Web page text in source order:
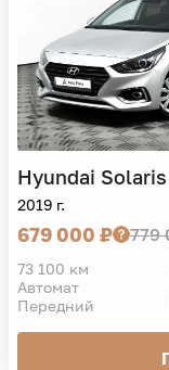
Hyundai Solaris
2019 г.
679 000 ₽ 779
73 100 км
Автомат
Передний